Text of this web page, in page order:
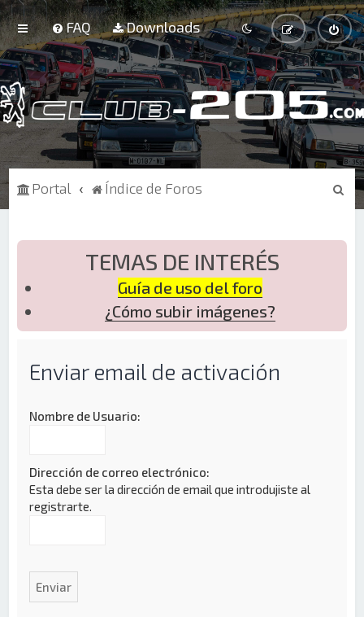
FAQ Downloads
Portal Índice de Foros
B
TEMAS DE INTERÉS
Guía de uso del foro
¿Cómo subir imágenes?
Enviar email de activación
Nombre de Usuario:
Dirección de correo electrónico:
Esta debe ser la dirección de email que introdujiste al
registrarte.